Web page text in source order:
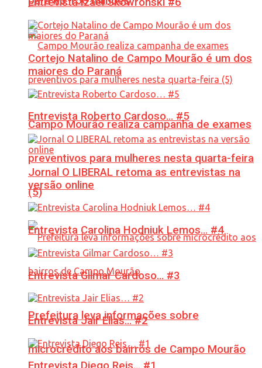
Campo Mourão realiza campanha de exames
preventivos para mulheres nesta quarta-feira
(5)
Prefeitura leva informações sobre
microcrédito aos bairros de Campo Mourão
Cortejo Natalino de Campo Mourão é um dos
maiores do Paraná
Entrevista Roberto Cardoso… #5
Jornal O LIBERAL retoma as entrevistas na
versão online
Entrevista Carolina Hodniuk Lemos… #4
Entrevista Gilmar Cardoso… #3
Entrevista Jair Elias… #2